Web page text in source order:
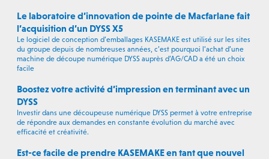
Le laboratoire d’innovation de pointe de Macfarlane fait
l’acquisition d’un DYSS X5
Le logiciel de conception d’emballages KASEMAKE est utilisé sur les sites
du groupe depuis de nombreuses années, c’est pourquoi l’achat d’une
machine de découpe numérique DYSS auprès d’AG/CAD a été un choix
facile
Boostez votre activité d’impression en terminant avec un
DYSS
Investir dans une découpeuse numérique DYSS permet à votre entreprise
de répondre aux demandes en constante évolution du marché avec
efficacité et créativité.
Est-ce facile de prendre KASEMAKE en tant que nouvel